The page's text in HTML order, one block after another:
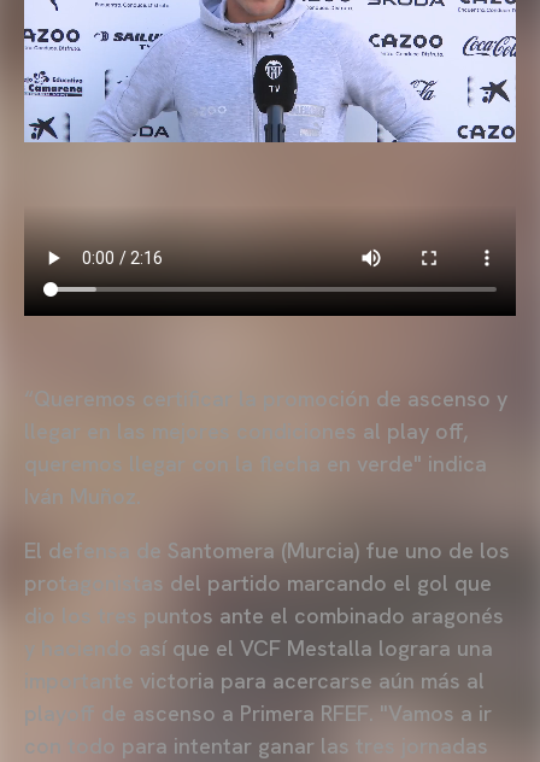
“Queremos certificar la promoción de ascenso y
llegar en las mejores condiciones al play off,
queremos llegar con la flecha en verde" indica
Iván Muñoz.
El defensa de Santomera (Murcia) fue uno de los
protagonistas del partido marcando el gol que
dio los tres puntos ante el combinado aragonés
y haciendo así que el VCF Mestalla lograra una
importante victoria para acercarse aún más al
playoff de ascenso a Primera RFEF. "Vamos a ir
con todo para intentar ganar las tres jornadas